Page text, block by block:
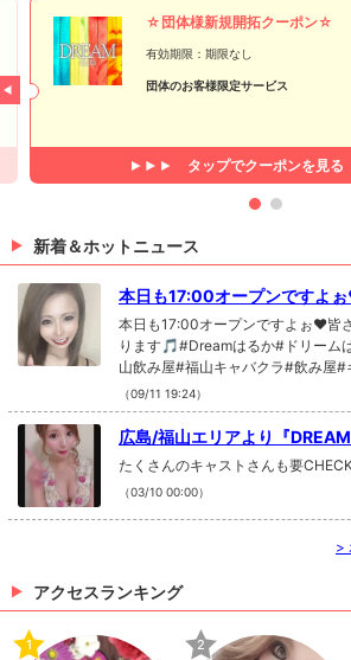
☆団体様新規開拓クーポン☆
有効期限：期限なし
団体のお客様限定サービス
タップでクーポンを見る
新着＆ホットニュース
本日も17:00オープンですよ
ちしております🎵#Dreamはる
本日も17:00オープンですよぉ❤皆
ります🎵#Dreamはるか#ドリーム
山飲み屋#福山キャバクラ#飲み屋#
験入店#福山体入#ドリーム
ャバクラ求人#モデル
ke#f4f#福山求人#岡山キャバクラ求
ラ求人#寮完備#送迎無料
（09/11 19:24）
広島/福山エリアより『
んが新規掲載だぁー٩(ˊᗜˋ*)و
たくさんのキャストさんも要
（03/10 00:00）
>
アクセスランキング
1 2